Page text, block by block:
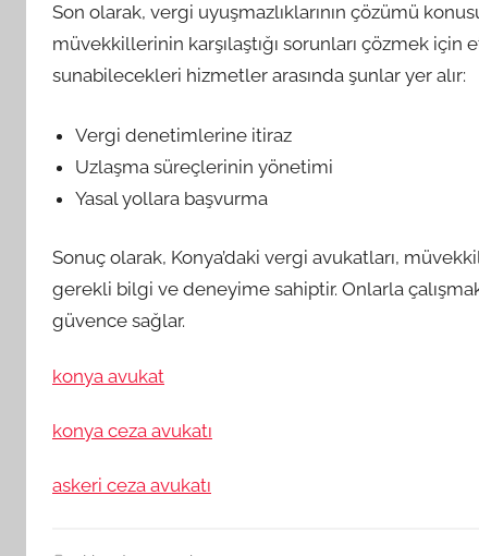
Son olarak, vergi uyuşmazlıklarının çözümü
müvekkillerinin karşılaştığı sorunları çözmek
sunabilecekleri hizmetler arasında şunlar yer alır:
Vergi denetimlerine itiraz
Uzlaşma süreçlerinin yönetimi
Yasal yollara başvurma
Sonuç olarak, Konya’daki vergi avukatları,
gerekli bilgi ve deneyime sahiptir. Onlarla
güvence sağlar.
konya avukat
konya ceza avukatı
askeri ceza avukatı